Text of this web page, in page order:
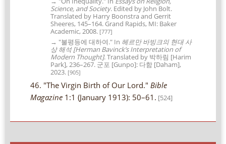
Science, and Society. Edited by John Bolt.
Translated by Harry Boonstra and Gerrit
Sheeres, 145–164. Grand Rapids, MI: Baker
Academic, 2008. [777]
→ "불평등에 대하여." In 헤르만 바빙크의 현대 사
상 해석 [Herman Bavinck’s Interpretation of
Modern Thought]. Translated by 박하림 [Harim
Park], 236–267. 군포 [Gunpo]: 다함 [Daham],
2023. [905]
46. "The Virgin Birth of Our Lord." Bible
Magazine 1:1 (January 1913): 50–61. [524]